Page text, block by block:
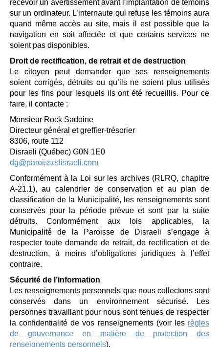
recevoir un avertissement avant l’implantation de témoins
sur un ordinateur. L’internaute qui refuse les témoins aura
quand même accès au site, mais il est possible que la
navigation en soit affectée et que certains services ne
soient pas disponibles.
Droit de rectification, de retrait et de destruction
Le citoyen peut demander que ses renseignements
soient corrigés, détruits ou qu’ils ne soient plus utilisés
pour les fins pour lesquels ils ont été recueillis. Pour ce
faire, il contacte :
Monsieur Rock Sadoine
Directeur général et greffier-trésorier
8306, route 112
Disraeli (Québec) G0N 1E0
dg@paroissedisraeli.com
Conformément à la Loi sur les archives (RLRQ, chapitre
A-21.1), au calendrier de conservation et au plan de
classification de la Municipalité, les renseignements sont
conservés pour la période prévue et sont par la suite
détruits. Conformément aux lois applicables, la
Municipalité de la Paroisse de Disraeli s’engage à
respecter toute demande de retrait, de rectification et de
destruction, à moins d’obligations juridiques à l’effet
contraire.
Sécurité de l’information
Les renseignements personnels que nous collectons sont
conservés dans un environnement sécurisé. Les
personnes travaillant pour nous sont tenues de respecter
la confidentialité de vos renseignements (voir les règles
de gouvernance en matière de protection des
renseignements personnels).